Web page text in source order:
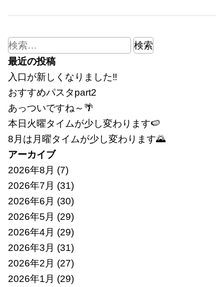
検
索:
最近の投稿
入口が新しくなりました‼
おすすめパスタpart2
あっついですね～🌴
本日火曜タイムが少し変わります🍉
8月は月曜タイムが少し変わります🌄
アーカイブ
2026年8月 (7)
2026年7月 (31)
2026年6月 (30)
2026年5月 (29)
2026年4月 (29)
2026年3月 (31)
2026年2月 (27)
2026年1月 (29)